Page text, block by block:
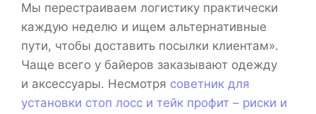
Мы перестраиваем логистику практически
каждую неделю и ищем альтернативные
пути, чтобы доставить посылки клиентам».
Чаще всего у байеров заказывают одежду
и аксессуары. Несмотря советник для
установки стоп лосс и тейк профит – риски и